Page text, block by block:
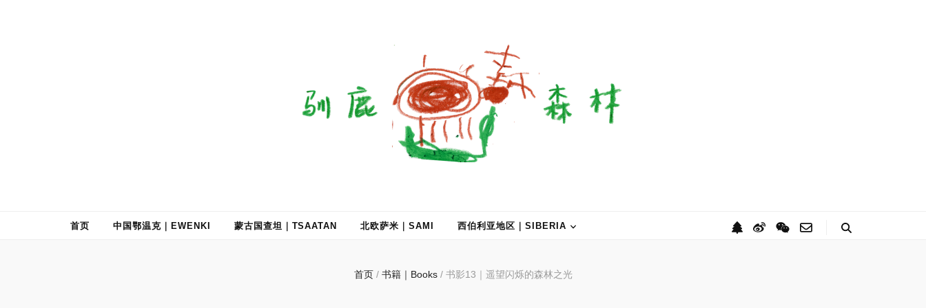
首页 中国鄂温克｜EWENKI 蒙古国查坦｜TSAATAN 北欧萨米｜SAMI 西伯利亚地区｜SIBERIA
首页 / 书籍｜Books / 书影13｜遥望闪烁的森林之光